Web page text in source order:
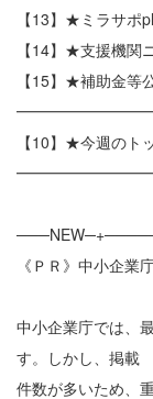
【13】★ミラサポ
【14】★支援機関
【15】★補助金等
【10】★今週のト
《ＰＲ》中小企業
中小企業庁では、
す。しかし、掲載
件数が多いため、